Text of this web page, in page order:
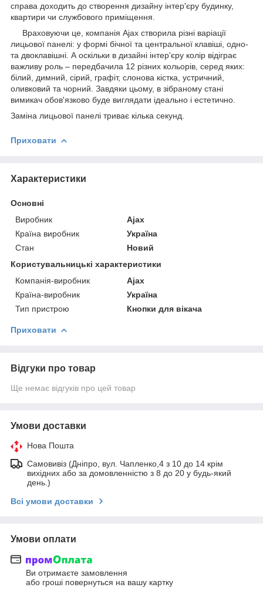
справа доходить до створення дизайну інтер'єру будинку,
квартири чи службового приміщення.
Враховуючи це, компанія Ajax створила різні варіації
лицьової панелі: у формі бічної та центральної клавіші, одно-
та двоклавішні. А оскільки в дизайні інтер'єру колір відіграє
важливу роль – передбачила 12 різних кольорів, серед яких:
білий, димний, сірий, графіт, слонова кістка, устричний,
оливковий та чорний. Завдяки цьому, в зібраному стані
вимикач обов'язково буде виглядати ідеально і естетично.
Заміна лицьової панелі триває кілька секунд.
Приховати
Характеристики
Основні
Виробник
Ajax
Країна виробник
Україна
Стан
Новий
Користувальницькі характеристики
Компанія-виробник
Ajax
Країна-виробник
Україна
Тип пристрою
Кнопки для вікача
Приховати
Відгуки про товар
Ще немає відгуків про цей товар
Умови доставки
Нова Пошта
Самовивіз (Дніпро, вул. Чапленко,4 з 10 до 14 крім
вихідних або за домовленністю з 8 до 20 у будь-який
день.)
Всі умови доставки
Умови оплати
Ви отримаєте замовлення
або гроші повернуться на вашу картку